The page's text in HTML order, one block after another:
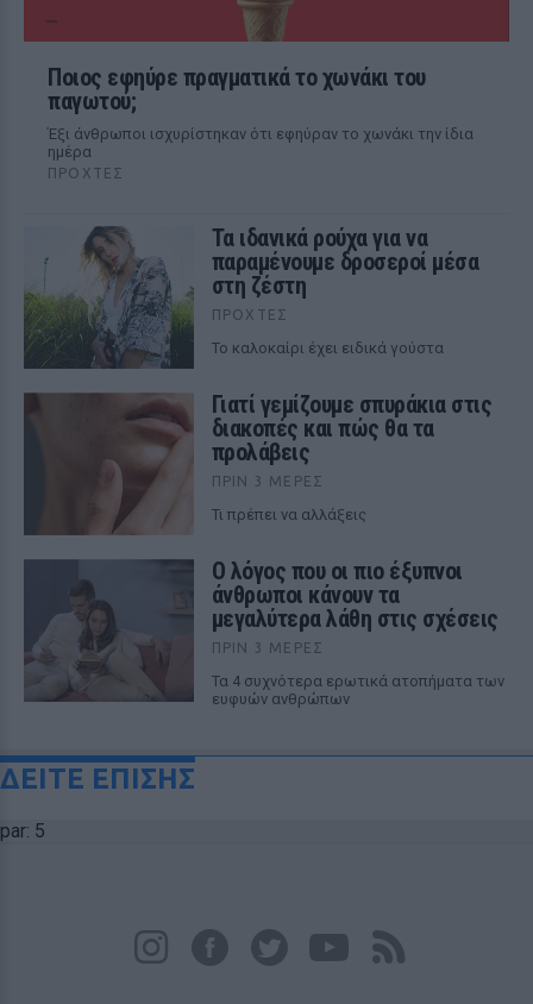
Ποιος εφηύρε πραγματικά το χωνάκι του
παγωτού;
Έξι άνθρωποι ισχυρίστηκαν ότι εφηύραν το χωνάκι την ίδια
ημέρα
ΠΡΟΧΤΈΣ
Τα ιδανικά ρούχα για να
παραμένουμε δροσεροί μέσα
στη ζέστη
ΠΡΟΧΤΈΣ
To καλοκαίρι έχει ειδικά γούστα
Γιατί γεμίζουμε σπυράκια στις
διακοπές και πώς θα τα
προλάβεις
ΠΡΙΝ 3 ΜΈΡΕΣ
Τι πρέπει να αλλάξεις
Ο λόγος που οι πιο έξυπνοι
άνθρωποι κάνουν τα
μεγαλύτερα λάθη στις σχέσεις
ΠΡΙΝ 3 ΜΈΡΕΣ
Τα 4 συχνότερα ερωτικά ατοπήματα των
ευφυών ανθρώπων
ΔΕΙΤΕ ΕΠΙΣΗΣ
par: 5